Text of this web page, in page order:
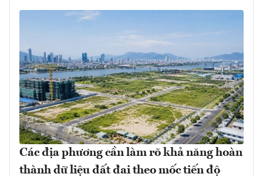
Các địa phương cần làm rõ khả năng hoàn
thành dữ liệu đất đai theo mốc tiến độ